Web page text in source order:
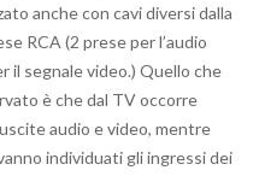
anche con cavi diversi dalla
RCA (2 prese per l’audio
il segnale video.) Quello che
è che dal TV occorre
audio e video, mentre
individuati gli ingressi dei